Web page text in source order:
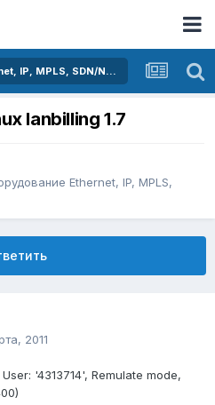
Активное оборудование Ethernet, IP, MPLS, SDN/NFV...
lanbilling 1.7
Ethernet, IP, MPLS,
2011
'4313714', Remulate mode,